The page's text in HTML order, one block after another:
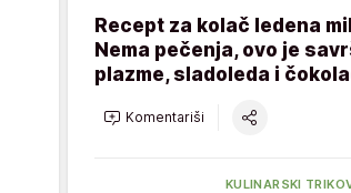
Recept za kolač ledena
Nema pečenja, ovo je
plazme, sladoleda i
Komentariši
KULINARSKI